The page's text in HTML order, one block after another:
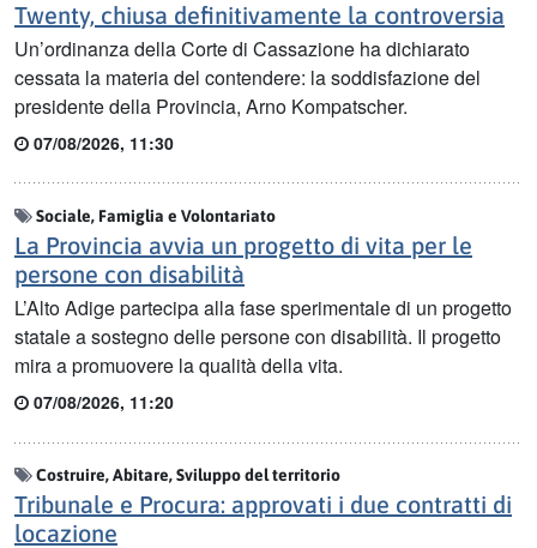
Twenty, chiusa definitivamente la controversia
Un’ordinanza della Corte di Cassazione ha dichiarato
cessata la materia del contendere: la soddisfazione del
presidente della Provincia, Arno Kompatscher.
07/08/2026, 11:30
Sociale, Famiglia e Volontariato
La Provincia avvia un progetto di vita per le
persone con disabilità
L’Alto Adige partecipa alla fase sperimentale di un progetto
statale a sostegno delle persone con disabilità. Il progetto
mira a promuovere la qualità della vita.
07/08/2026, 11:20
Costruire, Abitare, Sviluppo del territorio
Tribunale e Procura: approvati i due contratti di
locazione